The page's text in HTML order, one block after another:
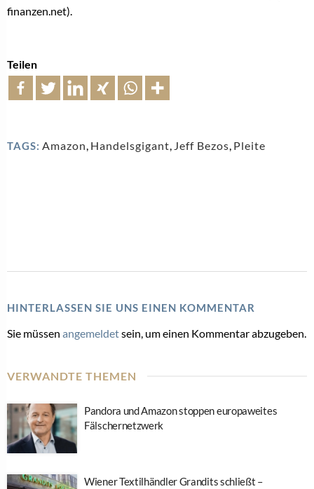
finanzen.net).
Teilen
TAGS: Amazon, Handelsgigant, Jeff Bezos, Pleite
HINTERLASSEN SIE UNS EINEN KOMMENTAR
Sie müssen angemeldetsein, um einen Kommentar abzugeben.
VERWANDTE THEMEN
Pandora und Amazon stoppen europaweites
Fälschernetzwerk
Wiener Textilhändler Grandits schließt –